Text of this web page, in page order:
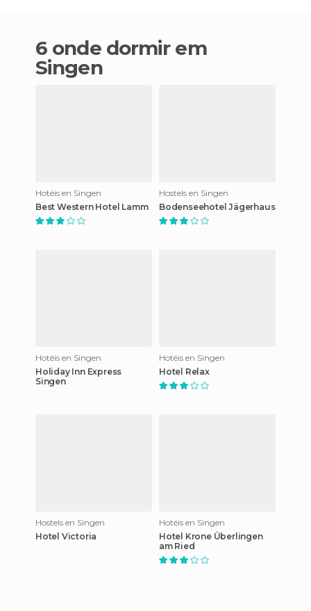
6 onde dormir em
Singen
Hotéis en Singen
Best Western Hotel Lamm
Hostels en Singen
Bodenseehotel Jägerhaus
Hotéis en Singen
Holiday Inn Express
Singen
Hotéis en Singen
Hotel Relax
Hostels en Singen
Hotel Victoria
Hotéis en Singen
Hotel Krone Überlingen
am Ried